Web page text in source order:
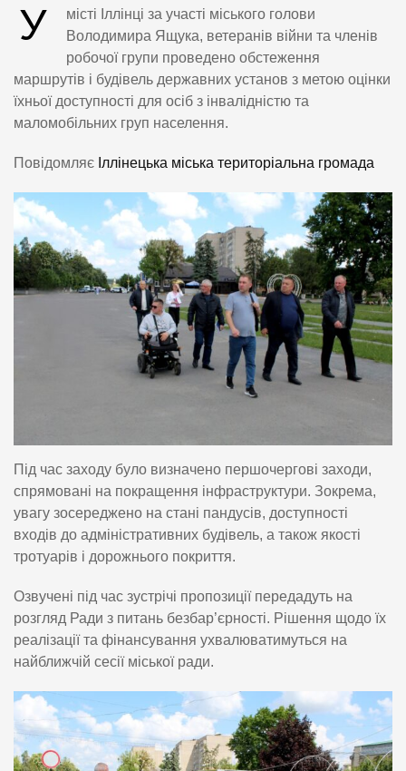
У
місті Іллінці за участі міського голови
Володимира Ящука, ветеранів війни та членів
робочої групи проведено обстеження
маршрутів і будівель державних установ з метою оцінки
їхньої доступності для осіб з інвалідністю та
маломобільних груп населення.
Повідомляє Іллінецька міська територіальна громада
Під час заходу було визначено першочергові заходи,
спрямовані на покращення інфраструктури. Зокрема,
увагу зосереджено на стані пандусів, доступності
входів до адміністративних будівель, а також якості
тротуарів і дорожнього покриття.
Озвучені під час зустрічі пропозиції передадуть на
розгляд Ради з питань безбар’єрності. Рішення щодо їх
реалізації та фінансування ухвалюватимуться на
найближчій сесії міської ради.